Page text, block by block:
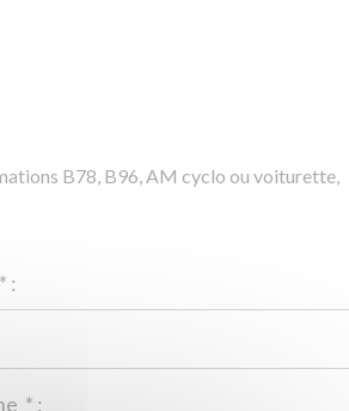
B78, B96, AM cyclo ou voiturette,
* :
* :